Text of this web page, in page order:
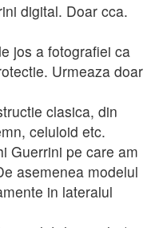
digital. Doar cca.
jos a fotografiei ca
Urmeaza doar
clasica, din
celuloid etc.
Guerrini pe care am
asemenea modelul
in lateralul